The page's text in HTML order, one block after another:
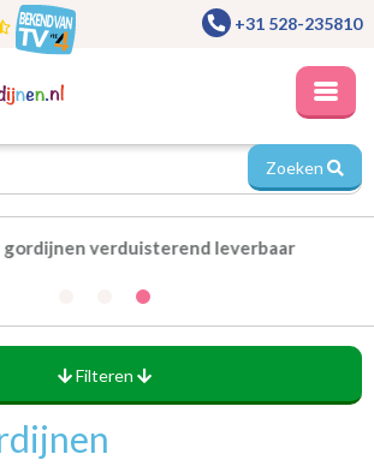
+31 528-235810
Zoeken
verduisterend leverbaar
Filteren